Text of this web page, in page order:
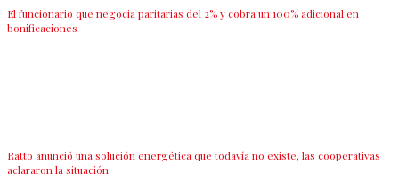
El funcionario que negocia paritarias del 2% y cobra un 100% adicional en
bonificaciones
Ratto anunció una solución energética que todavía no existe, las cooperativas
aclararon la situación